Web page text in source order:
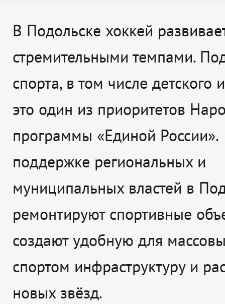
В Подольске хоккей
стремительными темпами.
спорта, в том числе детского
это один из приоритетов
программы «Единой России».
поддержке региональных и
муниципальных властей в
ремонтируют спортивные
создают удобную для
спортом инфраструктуру и
новых звёзд.